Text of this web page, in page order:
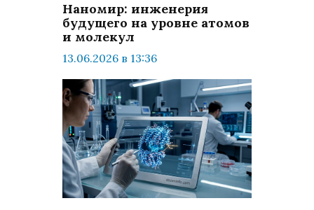
Наномир: инженерия
будущего на уровне атомов
и молекул
13.06.2026 в 13:36
комментариев: 0
Техно